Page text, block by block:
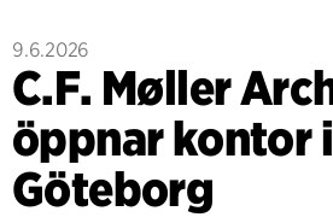
9.6.2026
C.F. Møller
öppnar kontor i
Göteborg